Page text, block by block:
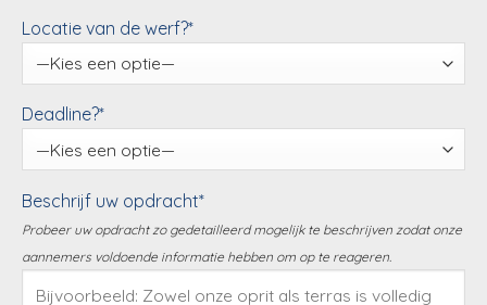
Locatie van de werf?*
Deadline?*
Beschrijf uw opdracht*
Probeer uw opdracht zo gedetailleerd mogelijk te beschrijven zodat onze
aannemers voldoende informatie hebben om op te reageren.